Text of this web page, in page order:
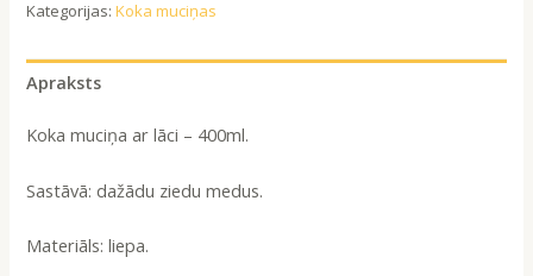
Kategorijas:Koka muciņas
Apraksts
Koka muciņa ar lāci – 400ml.
Sastāvā: dažādu ziedu medus.
Materiāls: liepa.